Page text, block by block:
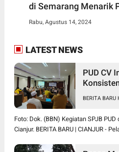
di Semarang Menarik
Rabu, Agustus 14, 2024
LATEST NEWS
PUD CV
BERITA BARU
Foto: Dok. (BBN) Kegiatan SPJB
Cianjur. BERITA BARU | CIANJUR -